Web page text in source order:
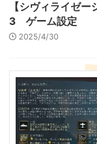
【シヴィライゼ
3 ゲーム設定
2025/4/30